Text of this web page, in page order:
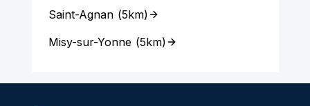
Saint-Agnan (5km)
Misy-sur-Yonne (5km)